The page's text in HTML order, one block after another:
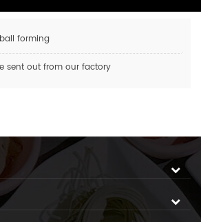
forming
sent out from our factory